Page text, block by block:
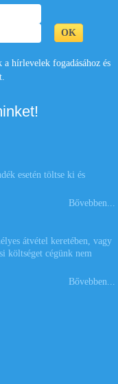
hírlevelek fogadásához és
esetén töltse ki és
Bővebben...
átvétel keretében, vagy
költséget cégünk nem
Bővebben...